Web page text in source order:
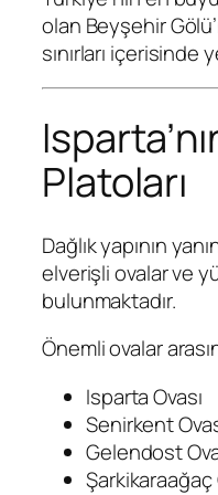
olan Beyşehir
sınırları içerisinde
Platoları
Dağlık yapının
elverişli ovalar ve
bulunmaktadır.
Önemli ovalar
Isparta Ovası
Senirkent
Gelendost
Şarkikaraağaç